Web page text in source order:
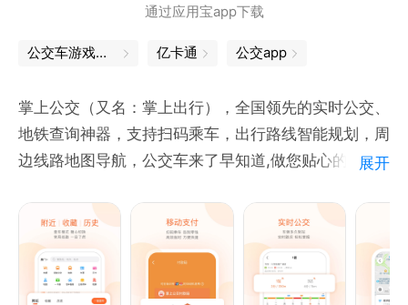
车来了与295家交通实体深度合作，是中国的实时公交
信息平台（按城市覆盖数计），已覆盖全国470+城
阳、广州、武汉、抚顺、南京、成都、佛山、西安、兰
州、北京、长春、大庆、贵阳、呼和浩特、宁波、吉
林、齐齐哈尔、长沙、佳木斯、六盘水、鞍山、遵义、
邵阳、东莞、西宁等等。
通过应用宝app下载
公交车游戏大全 亿卡通 公交app
掌上公交（又名：掌上出行），全国领先的实时公交、
地铁查询神器，支持扫码乘车，出行路线智能规划，周
边线路地图导航，公交车来了早知道,做您贴心的巴士
【软件介绍】
1、一键查车：
①去哪儿：搜索目的地，自动规划多条公交、地铁路
线，并准确告诉你公交车实时位置、预计发车时间以及
展开